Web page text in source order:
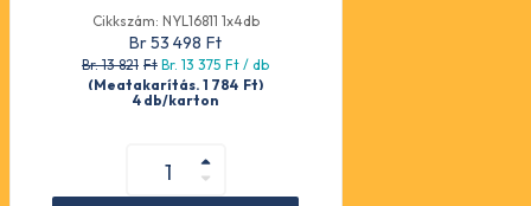
Cikkszám: NYL16811 1x4db
Br 53 498 Ft
Br. 13 821 Ft Br. 13 375 Ft / db
(Megtakarítás. 1 784 Ft)
4 db/karton